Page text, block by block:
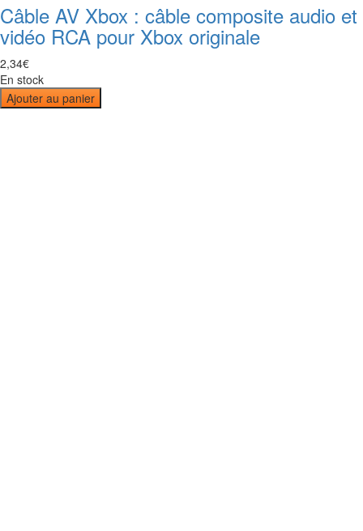
Câble AV Xbox : câble composite audio et
vidéo RCA pour Xbox originale
2,34€
En stock
Ajouter au panier